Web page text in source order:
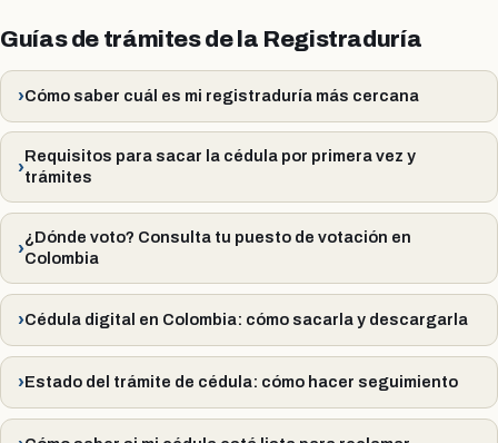
Guías de trámites de la Registraduría
Cómo saber cuál es mi registraduría más cercana
Requisitos para sacar la cédula por primera vez y
trámites
¿Dónde voto? Consulta tu puesto de votación en
Colombia
Cédula digital en Colombia: cómo sacarla y descargarla
Estado del trámite de cédula: cómo hacer seguimiento